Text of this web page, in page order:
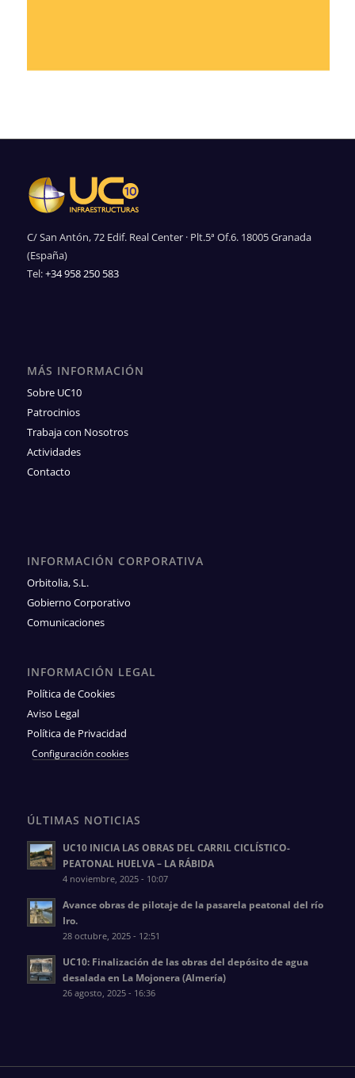
C/ San Antón, 72 Edif. Real Center · Plt.5ª Of.6. 18005 Granada
(España)
Tel:+34 958 250 583
MÁS INFORMACIÓN
Sobre UC10
Patrocinios
Trabaja con Nosotros
Actividades
Contacto
INFORMACIÓN CORPORATIVA
Orbitolia, S.L.
Gobierno Corporativo
Comunicaciones
INFORMACIÓN LEGAL
Política de Cookies
Aviso Legal
Política de Privacidad
Configuración cookies
ÚLTIMAS NOTICIAS
UC10 INICIA LAS OBRAS DEL CARRIL CICLÍSTICO-
PEATONAL HUELVA – LA RÁBIDA
4 noviembre, 2025 - 10:07
Avance obras de pilotaje de la pasarela peatonal del río
Iro.
28 octubre, 2025 - 12:51
UC10: Finalización de las obras del depósito de agua
desalada en La Mojonera (Almería)
26 agosto, 2025 - 16:36